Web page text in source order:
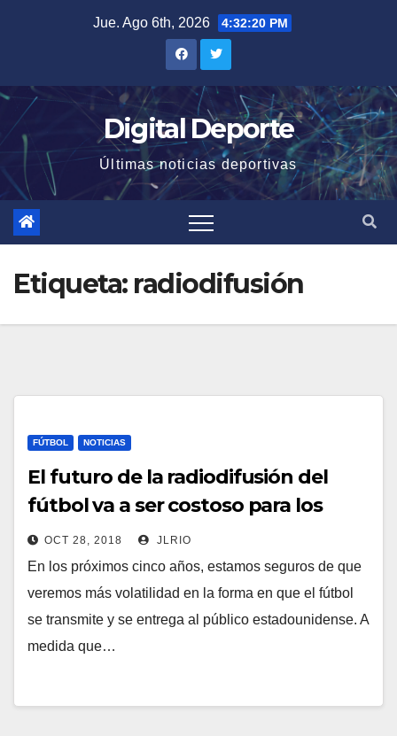
Jue. Ago 6th, 2026 4:32:21 PM
Digital Deporte
Últimas noticias deportivas
Etiqueta: radiodifusión
FÚTBOL NOTICIAS
El futuro de la radiodifusión del
fútbol va a ser costoso para los
consumidores
OCT 28, 2018 JLRIO
En los próximos cinco años, estamos seguros de que
veremos más volatilidad en la forma en que el fútbol
se transmite y se entrega al público estadounidense. A
medida que…